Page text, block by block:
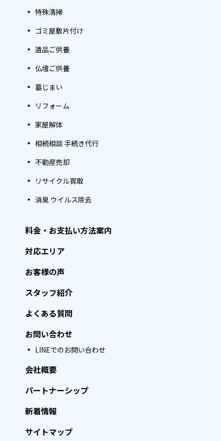
特殊清掃
ゴミ屋敷片付け
遺品ご供養
仏壇ご供養
墓じまい
リフォーム
家屋解体
相続相談 手続き代行
不動産売却
リサイクル買取
消臭 ウイルス除去
料金・お支払い方法案内
対応エリア
お客様の声
スタッフ紹介
よくある質問
お問い合わせ
LINEでのお問い合わせ
会社概要
パートナーシップ
新着情報
サイトマップ